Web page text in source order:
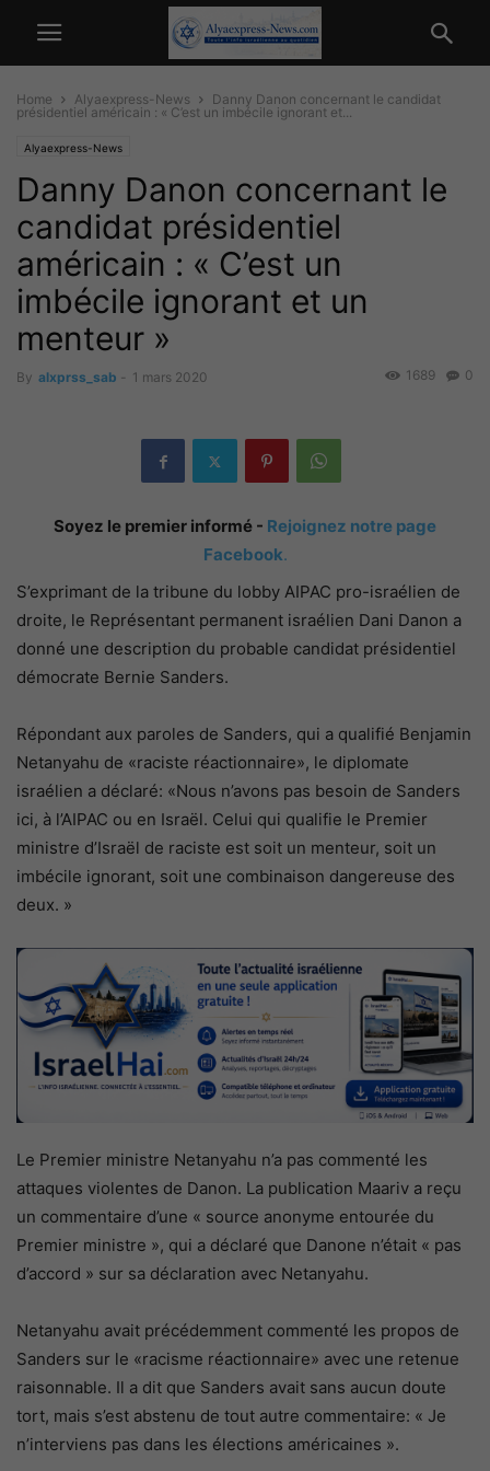
Home Alyaexpress-News
Danny Danon concernant le candidat
présidentiel américain : « C’est un imbécile ignorant et...
Alyaexpress-News
Danny Danon concernant le
candidat présidentiel
américain : « C’est un
imbécile ignorant et un
menteur »
By alxprss_sab - 1 mars 2020 0
1689
Soyez le premier informé - Rejoignez notre page
Facebook.
S’exprimant de la tribune du lobby AIPAC pro-israélien de
droite, le Représentant permanent israélien Dani Danon a
donné une description du probable candidat présidentiel
démocrate Bernie Sanders.
Répondant aux paroles de Sanders, qui a qualifié Benjamin
Netanyahu de «raciste réactionnaire», le diplomate
israélien a déclaré: «Nous n’avons pas besoin de Sanders
ici, à l’AIPAC ou en Israël. Celui qui qualifie le Premier
ministre d’Israël de raciste est soit un menteur, soit un
imbécile ignorant, soit une combinaison dangereuse des
deux. »
Le Premier ministre Netanyahu n’a pas commenté les
attaques violentes de Danon. La publication Maariv a reçu
un commentaire d’une « source anonyme entourée du
Premier ministre », qui a déclaré que Danone n’était « pas
d’accord » sur sa déclaration avec Netanyahu.
Netanyahu avait précédemment commenté les propos de
Sanders sur le «racisme réactionnaire» avec une retenue
raisonnable. Il a dit que Sanders avait sans aucun doute
tort, mais s’est abstenu de tout autre commentaire: « Je
n’interviens pas dans les élections américaines ».